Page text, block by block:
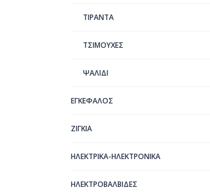
ΤΙΡΑΝΤΑ
ΤΣΙΜΟΥΧΕΣ
ΨΑΛΙΔΙ
ΕΓΚΕΦΑΛΟΣ
ΖΙΓΚΙΑ
ΗΛΕΚΤΡΙΚΑ-ΗΛΕΚΤΡΟΝΙΚΑ
ΗΛΕΚΤΡΟΒΑΛΒΙΔΕΣ